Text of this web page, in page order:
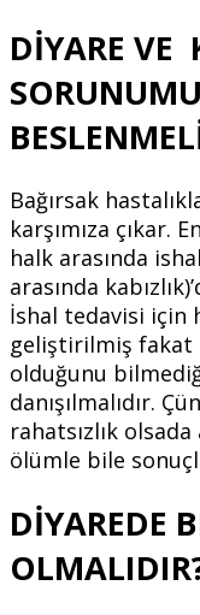
DİYARE VE
Bağırsak
karşımıza çıkar.
halk arasında
arasında
İshal tedavisi için
geliştirilmiş fakat
olduğunu
danışılmalıdır.
rahatsızlık
ölümle bile
DİYAREDE